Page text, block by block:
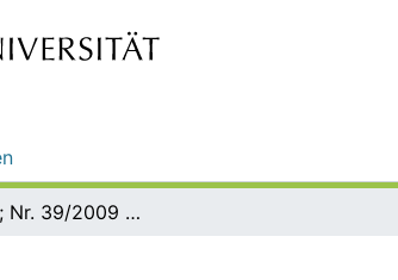
Amtsblatt ; Nr. 39/2009 / Hrsg.: Verwaltungsgemeinschaft Leuna-Kötzschau, Stadtverwaltung Leuna